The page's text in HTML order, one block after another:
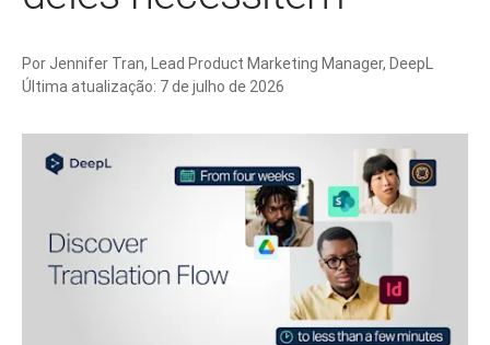
Por Jennifer Tran, Lead Product Marketing Manager, DeepL
Última atualização: 7 de julho de 2026